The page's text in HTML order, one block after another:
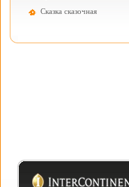
Cказка сказочная